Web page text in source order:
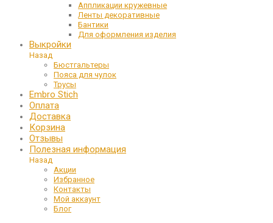
Аппликации кружевные
Ленты декоративные
Бантики
Для оформления изделия
Выкройки
Назад
Бюстгальтеры
Пояса для чулок
Трусы
Embro Stich
Оплата
Доставка
Корзина
Отзывы
Полезная информация
Назад
Акции
Избранное
Контакты
Мой аккаунт
Блог